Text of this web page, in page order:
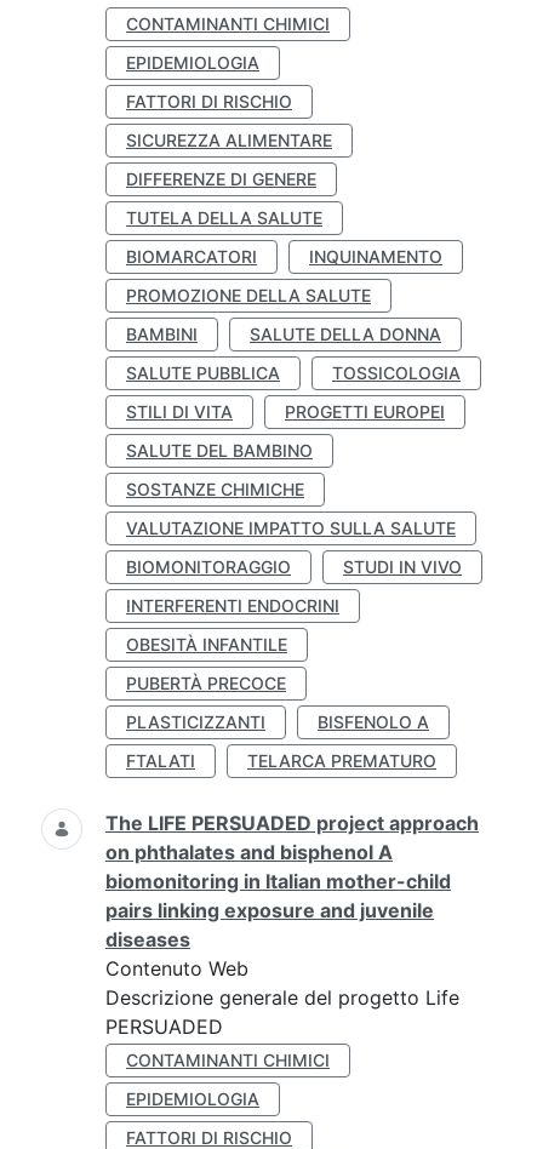
CONTAMINANTI CHIMICI
EPIDEMIOLOGIA
FATTORI DI RISCHIO
SICUREZZA ALIMENTARE
DIFFERENZE DI GENERE
TUTELA DELLA SALUTE
BIOMARCATORI
INQUINAMENTO
PROMOZIONE DELLA SALUTE
BAMBINI
SALUTE DELLA DONNA
SALUTE PUBBLICA
TOSSICOLOGIA
STILI DI VITA
PROGETTI EUROPEI
SALUTE DEL BAMBINO
SOSTANZE CHIMICHE
VALUTAZIONE IMPATTO SULLA SALUTE
BIOMONITORAGGIO
STUDI IN VIVO
INTERFERENTI ENDOCRINI
OBESITÀ INFANTILE
PUBERTÀ PRECOCE
PLASTICIZZANTI
BISFENOLO A
FTALATI
TELARCA PREMATURO
The LIFE PERSUADED project approach
on phthalates and bisphenol A
biomonitoring in Italian mother-child
pairs linking exposure and juvenile
diseases
Contenuto Web
Descrizione generale del progetto Life
PERSUADED
CONTAMINANTI CHIMICI
EPIDEMIOLOGIA
FATTORI DI RISCHIO